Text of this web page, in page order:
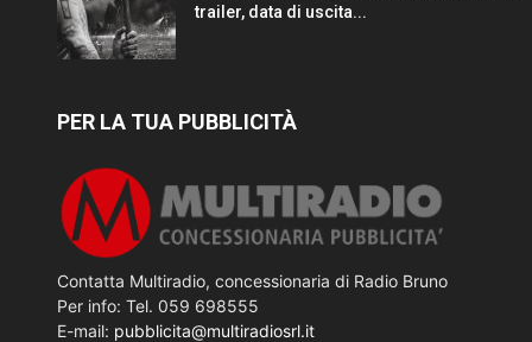
trailer, data di uscita...
PER LA TUA PUBBLICITÀ
Contatta Multiradio, concessionaria di Radio Bruno
Per info: Tel. 059 698555
E-mail: pubblicita@multiradiosrl.it